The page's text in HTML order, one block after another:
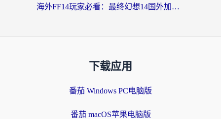
海外FF14玩家必看：最终幻想14国外加速器下载安装全攻略+卡顿解决秘籍
下载应用
番茄 Windows PC电脑版
番茄 macOS苹果电脑版